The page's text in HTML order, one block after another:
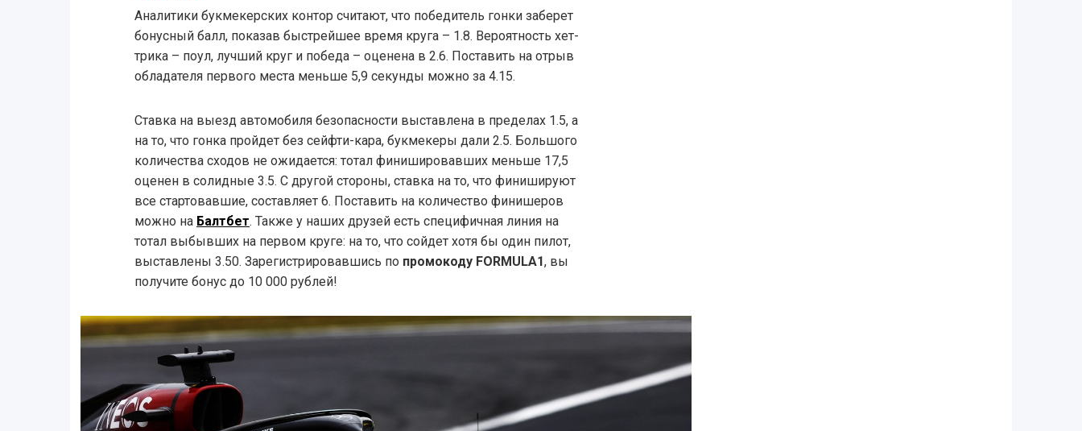
Аналитики букмекерских контор считают, что победитель гонки заберет
бонусный балл, показав быстрейшее время круга – 1.8. Вероятность хет-
трика – поул, лучший круг и победа – оценена в 2.6. Поставить на отрыв
обладателя первого места меньше 5,9 секунды можно за 4.15.
Ставка на выезд автомобиля безопасности выставлена в пределах 1.5, а
на то, что гонка пройдет без сейфти-кара, букмекеры дали 2.5. Большого
количества сходов не ожидается: тотал финишировавших меньше 17,5
оценен в солидные 3.5. С другой стороны, ставка на то, что финишируют
все стартовавшие, составляет 6. Поставить на количество финишеров
можно на Балтбет. Также у наших друзей есть специфичная линия на
тотал выбывших на первом круге: на то, что сойдет хотя бы один пилот,
выставлены 3.50. Зарегистрировавшись по промокоду FORMULA1, вы
получите бонус до 10 000 рублей!